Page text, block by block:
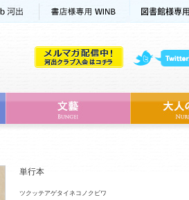
単行本
ツクッテアゲタイネコノクビワ